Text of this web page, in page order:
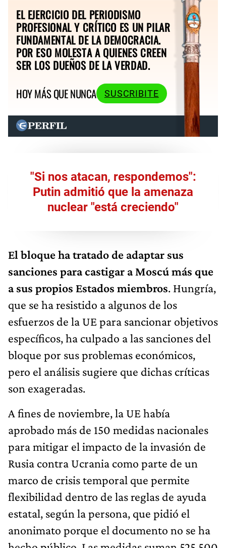
EL EJERCICIO DEL PERIODISMO
PROFESIONAL Y CRÍTICO ES UN PILAR
FUNDAMENTAL DE LA DEMOCRACIA.
POR ESO MOLESTA A QUIENES CREEN
SER LOS DUEÑOS DE LA VERDAD.
HOY MÁS QUE NUNCA
SUSCRIBITE
"Si nos atacan, respondemos":
Putin admitió que la amenaza
nuclear "está creciendo"
El bloque ha tratado de adaptar sus
sanciones para castigar a Moscú más que
a sus propios Estados miembros. Hungría,
que se ha resistido a algunos de los
esfuerzos de la UE para sancionar objetivos
específicos, ha culpado a las sanciones del
bloque por sus problemas económicos,
pero el análisis sugiere que dichas críticas
son exageradas.
A fines de noviembre, la UE había
aprobado más de 150 medidas nacionales
para mitigar el impacto de la invasión de
Rusia contra Ucrania como parte de un
marco de crisis temporal que permite
flexibilidad dentro de las reglas de ayuda
estatal, según la persona, que pidió el
anonimato porque el documento no se ha